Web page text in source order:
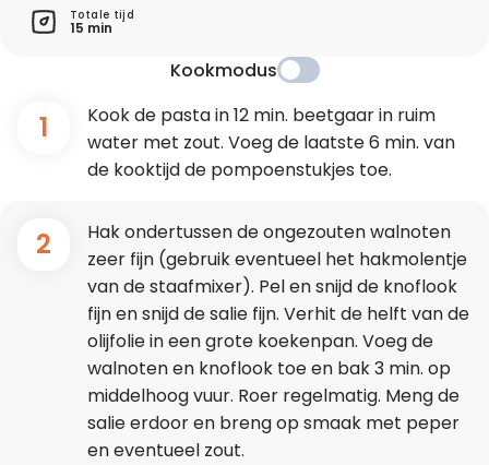
Totale tijd
15 min
Kookmodus
1
Kook de pasta in 12 min. beetgaar in ruim
water met zout. Voeg de laatste 6 min. van
de kooktijd de pompoenstukjes toe.
2
Hak ondertussen de ongezouten walnoten
zeer fijn (gebruik eventueel het hakmolentje
van de staafmixer). Pel en snijd de knoflook
fijn en snijd de salie fijn. Verhit de helft van de
olijfolie in een grote koekenpan. Voeg de
walnoten en knoflook toe en bak 3 min. op
middelhoog vuur. Roer regelmatig. Meng de
salie erdoor en breng op smaak met peper
en eventueel zout.